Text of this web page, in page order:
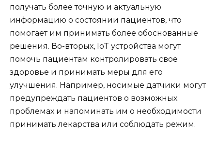
получать более точную и актуальную
информацию о состоянии пациентов, что
помогает им принимать более обоснованные
решения. Во-вторых, IoT устройства могут
помочь пациентам контролировать свое
здоровье и принимать меры для его
улучшения. Например, носимые датчики могут
предупреждать пациентов о возможных
проблемах и напоминать им о необходимости
принимать лекарства или соблюдать режим.